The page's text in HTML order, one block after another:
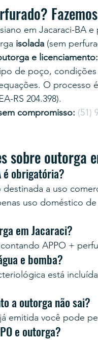
em Jacaraci-BA
isolada (sem
e licenciamento:
de poço,
O processo
RS 204.398).
compromisso: (51)
sobre outorga
é obrigatória?
destinada a uso
uso doméstico
em Jacaraci?
APPO +
e bomba?
está
a outorga não sai?
emitida você pode
e outorga?